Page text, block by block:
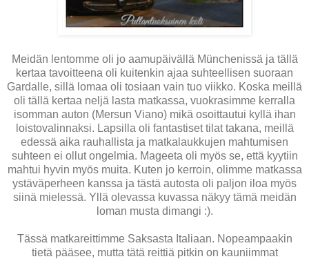
Meidän lentomme oli jo aamupäivällä Münchenissä ja tällä
kertaa tavoitteena oli kuitenkin ajaa suhteellisen suoraan
Gardalle, sillä lomaa oli tosiaan vain tuo viikko. Koska meillä
oli tällä kertaa neljä lasta matkassa, vuokrasimme kerralla
isomman auton (Mersun Viano) mikä osoittautui kyllä ihan
loistovalinnaksi. Lapsilla oli fantastiset tilat takana, meillä
edessä aika rauhallista ja matkalaukkujen mahtumisen
suhteen ei ollut ongelmia. Mageeta oli myös se, että kyytiin
mahtui hyvin myös muita. Kuten jo kerroin, olimme matkassa
ystäväperheen kanssa ja tästä autosta oli paljon iloa myös
siinä mielessä. Yllä olevassa kuvassa näkyy tämä meidän
loman musta dimangi :).
Tässä matkareittimme Saksasta Italiaan. Nopeampaakin
tietä pääsee, mutta tätä reittiä pitkin on kauniimmat